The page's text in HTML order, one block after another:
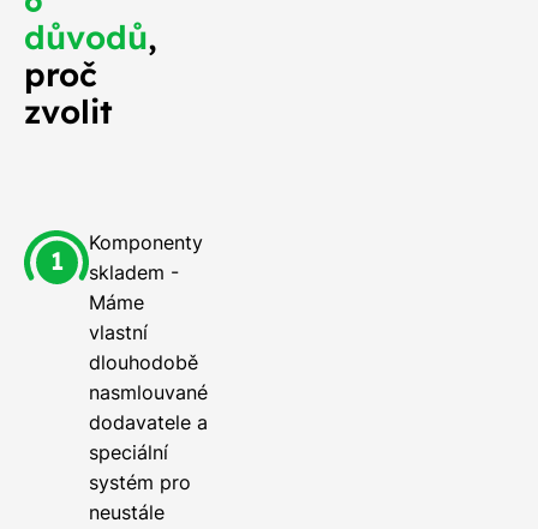
důvodů,
proč
zvolit
Komponenty
skladem -
Máme
vlastní
dlouhodobě
nasmlouvané
dodavatele a
speciální
systém pro
neustále